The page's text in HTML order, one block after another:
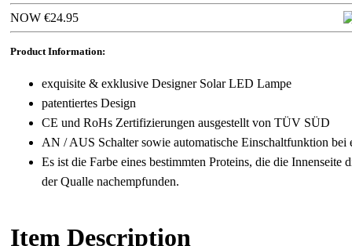
NOW €24.95
Product Information:
exquisite & exklusive Designer Solar LED Lampe
patentiertes Design
CE und RoHs Zertifizierungen ausgestellt von TÜV SÜD
AN / AUS Schalter sowie automatische Einschaltfunktion bei
Es ist die Farbe eines bestimmten Proteins, die die
der Qualle nachempfunden.
Item Description